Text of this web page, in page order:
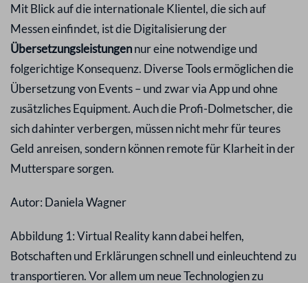
Mit Blick auf die internationale Klientel, die sich auf
Messen einfindet, ist die Digitalisierung der
Übersetzungsleistungennur eine notwendige und
folgerichtige Konsequenz. Diverse Tools ermöglichen die
Übersetzung von Events – und zwar via App und ohne
zusätzliches Equipment. Auch die Profi-Dolmetscher, die
sich dahinter verbergen, müssen nicht mehr für teures
Geld anreisen, sondern können remote für Klarheit in der
Mutterspare sorgen.
Autor: Daniela Wagner
Abbildung 1: Virtual Reality kann dabei helfen,
Botschaften und Erklärungen schnell und einleuchtend zu
transportieren. Vor allem um neue Technologien zu